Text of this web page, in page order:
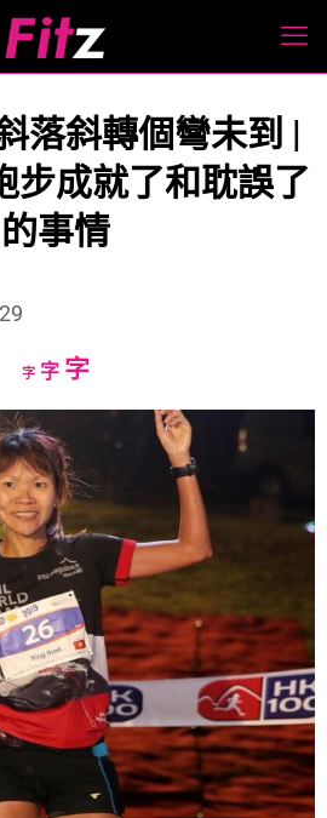
落斜轉個彎未到 |
步成就了和耽誤了
的事情
字Decrease
size.
字Reset
字Increase